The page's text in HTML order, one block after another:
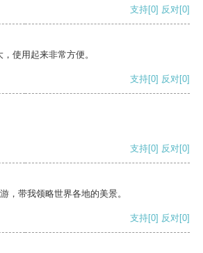
支持[0] 反对[0]
使用起来非常方便。
支持[0] 反对[0]
支持[0] 反对[0]
，带我领略世界各地的美景。
支持[0] 反对[0]